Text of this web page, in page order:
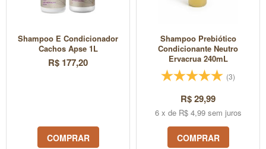
Shampoo E Condicionador
Cachos Apse 1L
R$ 177,20
COMPRAR
Shampoo Prebiótico
Condicionante Neutro
Ervacrua 240mL
(3)
R$ 29,99
6 x de R$ 4,99 sem juros
COMPRAR